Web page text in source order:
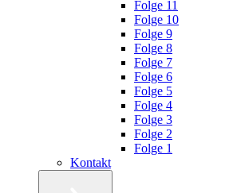
Folge 11
Folge 10
Folge 9
Folge 8
Folge 7
Folge 6
Folge 5
Folge 4
Folge 3
Folge 2
Folge 1
Kontakt